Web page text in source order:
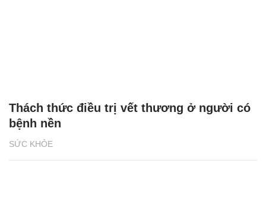
SỨC KHỎE
Thách thức điều trị vết thương ở người có
bệnh nền